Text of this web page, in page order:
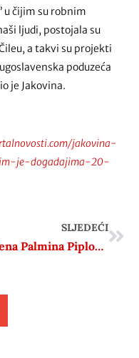
u čijim su robnim
ljudi, postojala su
a takvi su projekti
poduzeća
je Jakovina.
jakovina-
je-dogadajima-20-
SLJEDEĆI
Ubijena Palmina Piplović